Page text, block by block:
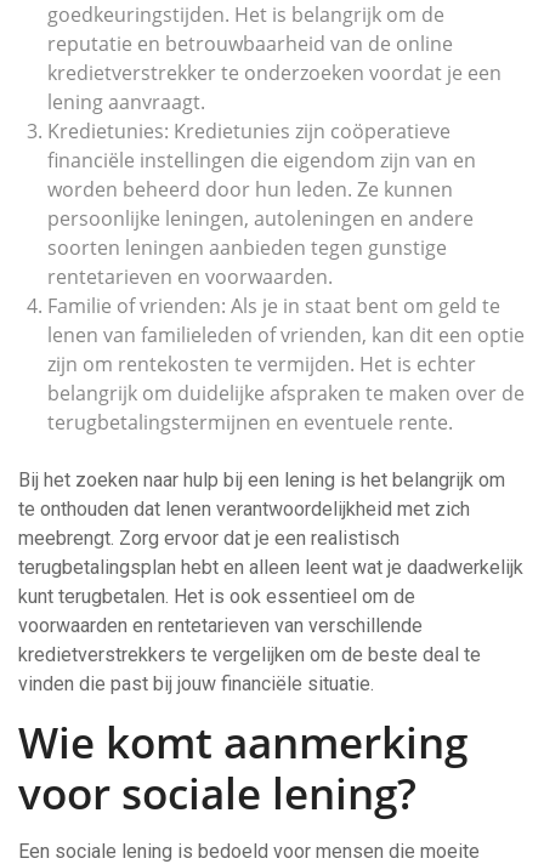
goedkeuringstijden. Het is belangrijk om de
reputatie en betrouwbaarheid van de online
kredietverstrekker te onderzoeken voordat je een
lening aanvraagt.
Kredietunies: Kredietunies zijn coöperatieve
financiële instellingen die eigendom zijn van en
worden beheerd door hun leden. Ze kunnen
persoonlijke leningen, autoleningen en andere
soorten leningen aanbieden tegen gunstige
rentetarieven en voorwaarden.
Familie of vrienden: Als je in staat bent om geld te
lenen van familieleden of vrienden, kan dit een optie
zijn om rentekosten te vermijden. Het is echter
belangrijk om duidelijke afspraken te maken over de
terugbetalingstermijnen en eventuele rente.
Bij het zoeken naar hulp bij een lening is het belangrijk om
te onthouden dat lenen verantwoordelijkheid met zich
meebrengt. Zorg ervoor dat je een realistisch
terugbetalingsplan hebt en alleen leent wat je daadwerkelijk
kunt terugbetalen. Het is ook essentieel om de
voorwaarden en rentetarieven van verschillende
kredietverstrekkers te vergelijken om de beste deal te
vinden die past bij jouw financiële situatie.
Wie komt aanmerking
voor sociale lening?
Een sociale lening is bedoeld voor mensen die moeite